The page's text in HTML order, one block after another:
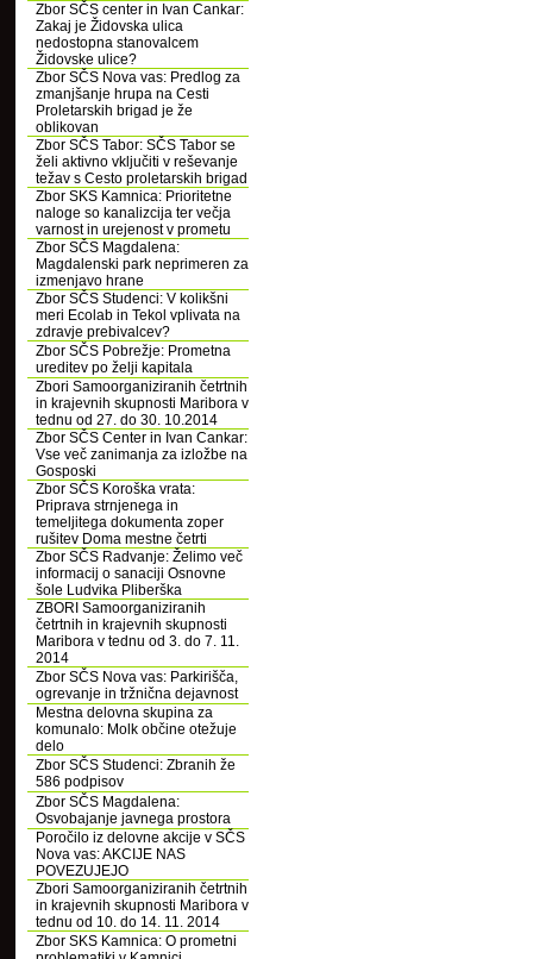
Zbor SČS center in Ivan Cankar:
Zakaj je Židovska ulica
nedostopna stanovalcem
Židovske ulice?
Zbor SČS Nova vas: Predlog za
zmanjšanje hrupa na Cesti
Proletarskih brigad je že
oblikovan
Zbor SČS Tabor: SČS Tabor se
želi aktivno vključiti v reševanje
težav s Cesto proletarskih brigad
Zbor SKS Kamnica: Prioritetne
naloge so kanalizcija ter večja
varnost in urejenost v prometu
Zbor SČS Magdalena:
Magdalenski park neprimeren za
izmenjavo hrane
Zbor SČS Studenci: V kolikšni
meri Ecolab in Tekol vplivata na
zdravje prebivalcev?
Zbor SČS Pobrežje: Prometna
ureditev po želji kapitala
Zbori Samoorganiziranih četrtnih
in krajevnih skupnosti Maribora v
tednu od 27. do 30. 10.2014
Zbor SČS Center in Ivan Cankar:
Vse več zanimanja za izložbe na
Gosposki
Zbor SČS Koroška vrata:
Priprava strnjenega in
temeljitega dokumenta zoper
rušitev Doma mestne četrti
Zbor SČS Radvanje: Želimo več
informacij o sanaciji Osnovne
šole Ludvika Pliberška
ZBORI Samoorganiziranih
četrtnih in krajevnih skupnosti
Maribora v tednu od 3. do 7. 11.
2014
Zbor SČS Nova vas: Parkirišča,
ogrevanje in tržnična dejavnost
Mestna delovna skupina za
komunalo: Molk občine otežuje
delo
Zbor SČS Studenci: Zbranih že
586 podpisov
Zbor SČS Magdalena:
Osvobajanje javnega prostora
Poročilo iz delovne akcije v SČS
Nova vas: AKCIJE NAS
POVEZUJEJO
Zbori Samoorganiziranih četrtnih
in krajevnih skupnosti Maribora v
tednu od 10. do 14. 11. 2014
Zbor SKS Kamnica: O prometni